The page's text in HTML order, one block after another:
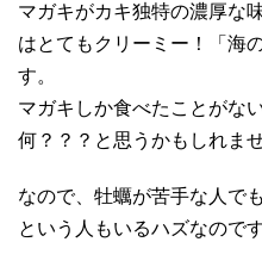
マガキがカキ独特の濃厚な
はとてもクリーミー！「海
す。
マガキしか食べたことがな
何？？？と思うかもしれま
なので、牡蠣が苦手な人で
という人もいるハズなのです